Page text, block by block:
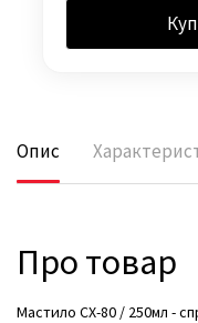
Опис
Про товар
Мастило CX-80 / 250мл -